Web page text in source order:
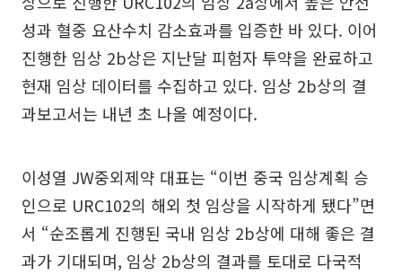
성과 혈중 요산수치 감소효과를 입증한 바 있다. 이어
진행한 임상 2b상은 지난달 피험자 투약을 완료하고
현재 임상 데이터를 수집하고 있다. 임상 2b상의 결
과보고서는 내년 초 나올 예정이다.
이성열 JW중외제약 대표는 “이번 중국 임상계획 승
인으로 URC102의 해외 첫 임상을 시작하게 됐다”면
서 “순조롭게 진행된 국내 임상 2b상에 대해 좋은 결
과가 기대되며, 임상 2b상의 결과를 토대로 다국적